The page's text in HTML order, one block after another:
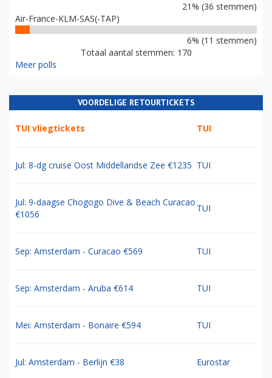
21% (36 stemmen)
Air-France-KLM-SAS(-TAP)
6% (11 stemmen)
Totaal aantal stemmen: 170
Meer polls
VOORDELIGE RETOURTICKETS
TUI vliegtickets TUI
Jul: 8-dg cruise Oost Middellandse Zee €1235 TUI
Jul: 9-daagse Chogogo Dive & Beach Curacao
€1056
TUI
Sep: Amsterdam - Curacao €569 TUI
Sep: Amsterdam - Aruba €614 TUI
Mei: Amsterdam - Bonaire €594 TUI
Jul: Amsterdam - Berlijn €38 Eurostar